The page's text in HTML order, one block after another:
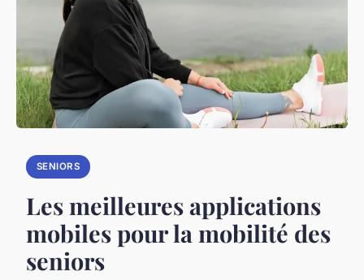
SENIORS
Les meilleures applications
mobiles pour la mobilité des
seniors